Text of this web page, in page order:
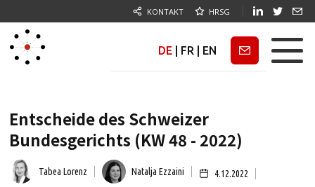
KONTAKT HRSG
DE FR EN Newsletter
Entscheide des Schweizer
Bundesgerichts (KW 48 - 2022)
Tabea Lorenz Natalja Ezzaini 4.12.2022